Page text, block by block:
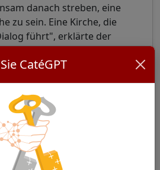
danach streben, eine
zu sein. Eine Kirche, die
führt", erklärte der
Erscheinen auf dem
und bekundete damit
Eine neue
CatéGPT